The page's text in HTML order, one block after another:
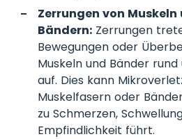
Zerrungen von Muskeln
Bändern: Zerrungen
Bewegungen oder
Muskeln und Bänder
auf. Dies kann
Muskelfasern oder
zu Schmerzen,
Empfindlichkeit führt.